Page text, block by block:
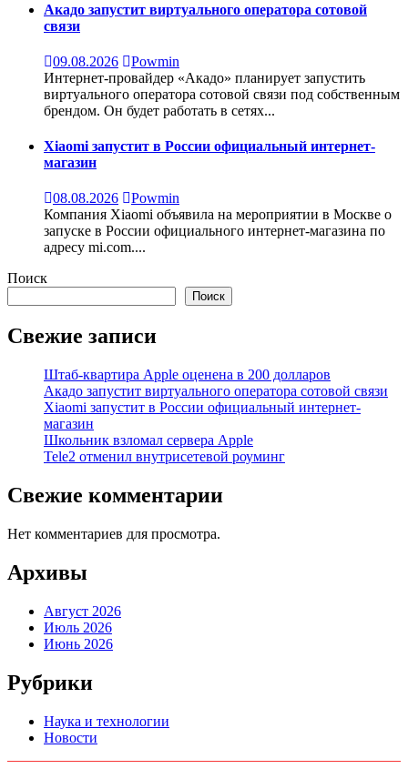
Акадо запустит виртуального оператора сотовой
связи
09.08.2026
Powmin
Интернет-провайдер «Акадо» планирует запустить
виртуального оператора сотовой связи под собственным
брендом. Он будет работать в сетях...
Xiaomi запустит в России официальный интернет-
магазин
08.08.2026
Powmin
Компания Xiaomi объявила на мероприятии в Москве о
запуске в России официального интернет-магазина по
адресу mi.com....
Поиск
Поиск
Свежие записи
Штаб-квартира Apple оценена в 200 долларов
Акадо запустит виртуального оператора сотовой связи
Xiaomi запустит в России официальный интернет-
магазин
Школьник взломал сервера Apple
Tele2 отменил внутрисетевой роуминг
Свежие комментарии
Нет комментариев для просмотра.
Архивы
Август 2026
Июль 2026
Июнь 2026
Рубрики
Наука и технологии
Новости